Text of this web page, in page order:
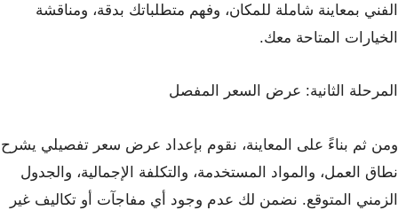
الفني بمعاينة شاملة للمكان، وفهم متطلباتك بدقة، ومناقشة
الخيارات المتاحة معك.
المرحلة الثانية: عرض السعر المفصل
ومن ثم بناءً على المعاينة، نقوم بإعداد عرض سعر تفصيلي يشرح
نطاق العمل، والمواد المستخدمة، والتكلفة الإجمالية، والجدول
الزمني المتوقع. نضمن لك عدم وجود أي مفاجآت أو تكاليف غير